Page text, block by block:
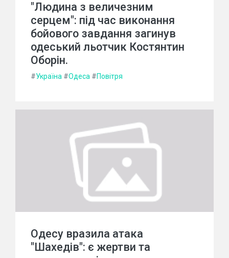
"Людина з величезним
серцем": під час виконання
бойового завдання загинув
одеський льотчик Костянтин
Оборін.
#Україна #Одеса #Повітря
Одесу вразила атака
"Шахедів": є жертви та